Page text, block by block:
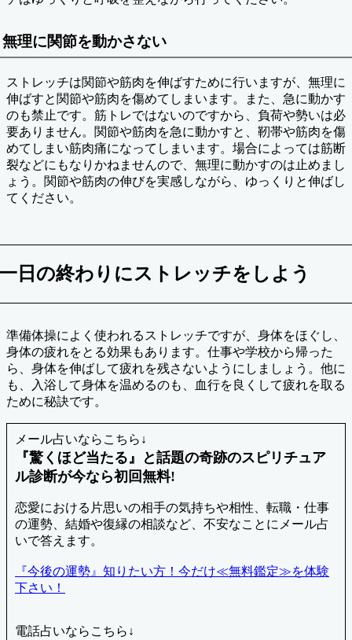
無理に関節を動かさない
ストレッチは関節や筋肉を伸ばすために行いますが、無理に
伸ばすと関節や筋肉を傷めてしまいます。また、急に動かす
のも禁止です。筋トレではないのですから、負荷や勢いは必
要ありません。関節や筋肉を急に動かすと、靭帯や筋肉を傷
めてしまい筋肉痛になってしまいます。場合によっては筋断
裂などにもなりかねませんので、無理に動かすのは止めまし
ょう。関節や筋肉の伸びを実感しながら、ゆっくりと伸ばし
てください。
日の終わりにストレッチをしよう
準備体操によく使われるストレッチですが、身体をほぐし、
身体の疲れをとる効果もあります。仕事や学校から帰った
ら、身体を伸ばして疲れを残さないようにしましょう。他に
も、入浴して身体を温めるのも、血行を良くして疲れを取る
ために秘訣です。
メール占いならこちら↓
『驚くほど当たる』と話題の奇跡のスピリチュア
ル診断が今なら初回無料!
恋愛における片思いの相手の気持ちや相性、転職・仕事
の運勢、結婚や復縁の相談など、不安なことにメール占
いで答えます。
『今後の運勢』知りたい方！今だけ≪無料鑑定≫を体験
下さい！
電話占いならこちら↓